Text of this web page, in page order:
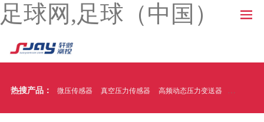
足球网,足球（中国）
热搜产品： 微压传感器 真空压力传感器 高频动态压力变送器 温压一体